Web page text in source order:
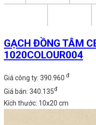
GẠCH ĐỒNG TÂM
1020COLOUR004
Giá công ty: 390.960 đ
Giá bán: 340.135đ
Kích thước: 10x20 cm